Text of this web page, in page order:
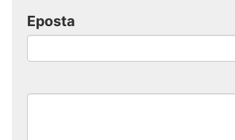
Eposta